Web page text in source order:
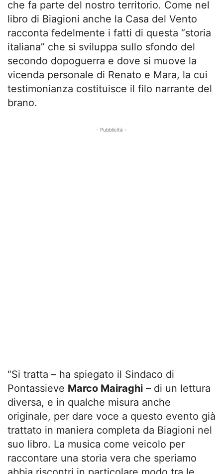
che fa parte del nostro territorio. Come nel
libro di Biagioni anche la Casa del Vento
racconta fedelmente i fatti di questa “storia
italiana” che si sviluppa sullo sfondo del
secondo dopoguerra e dove si muove la
vicenda personale di Renato e Mara, la cui
testimonianza costituisce il filo narrante del
brano.
- Pubblicità -
“Si tratta – ha spiegato il Sindaco di
Pontassieve Marco Mairaghi – di un lettura
diversa, e in qualche misura anche
originale, per dare voce a questo evento già
trattato in maniera completa da Biagioni nel
suo libro. La musica come veicolo per
raccontare una storia vera che speriamo